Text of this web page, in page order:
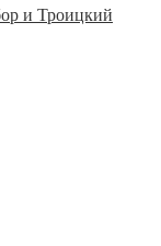
и Троицкий